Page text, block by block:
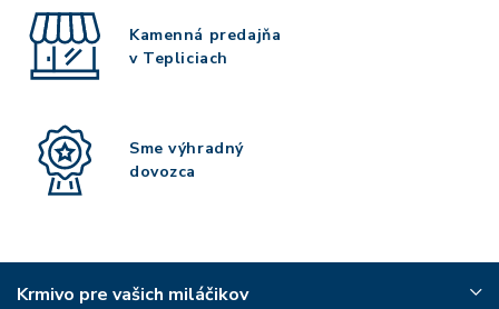
Kamenná predajňa
v Tepliciach
Sme výhradný
dovozca
Krmivo pre vašich miláčikov